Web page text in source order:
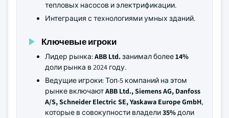
тепловых насосов и электрификации.
Интеграция с технологиями умных зданий.
Ключевые игроки
Лидер рынка:ABB Ltd.занимал более14%
доли рынка в 2024 году.
Ведущие игроки: Топ-5 компаний на этом
рынке включаютABB Ltd., Siemens AG, Danfoss
A/S, Schneider Electric SE, Yaskawa Europe GmbH,
которые в совокупности владели35%доли